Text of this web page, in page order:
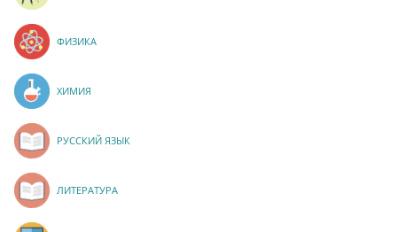
ФИЗИКА
ХИМИЯ
РУССКИЙ ЯЗЫК
ЛИТЕРАТУРА